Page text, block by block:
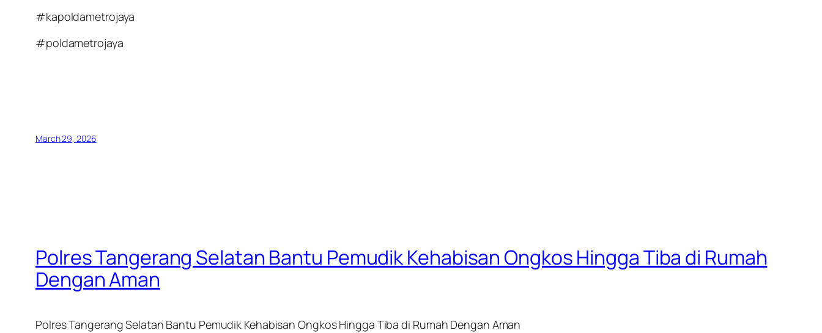
#kapoldametrojaya
#poldametrojaya
March 29, 2026
Polres Tangerang Selatan Bantu Pemudik Kehabisan Ongkos Hingga Tiba di Rumah
Dengan Aman
Polres Tangerang Selatan Bantu Pemudik Kehabisan Ongkos Hingga Tiba di Rumah Dengan Aman